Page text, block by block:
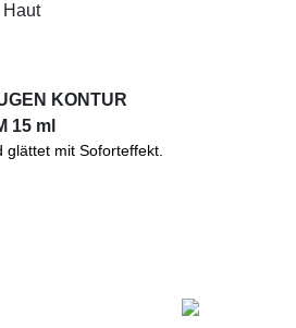
KONTUR
15 ml
Augenpartie. Restrukturiert
KONTUR
15 ml
glättet mit Soforteffekt.